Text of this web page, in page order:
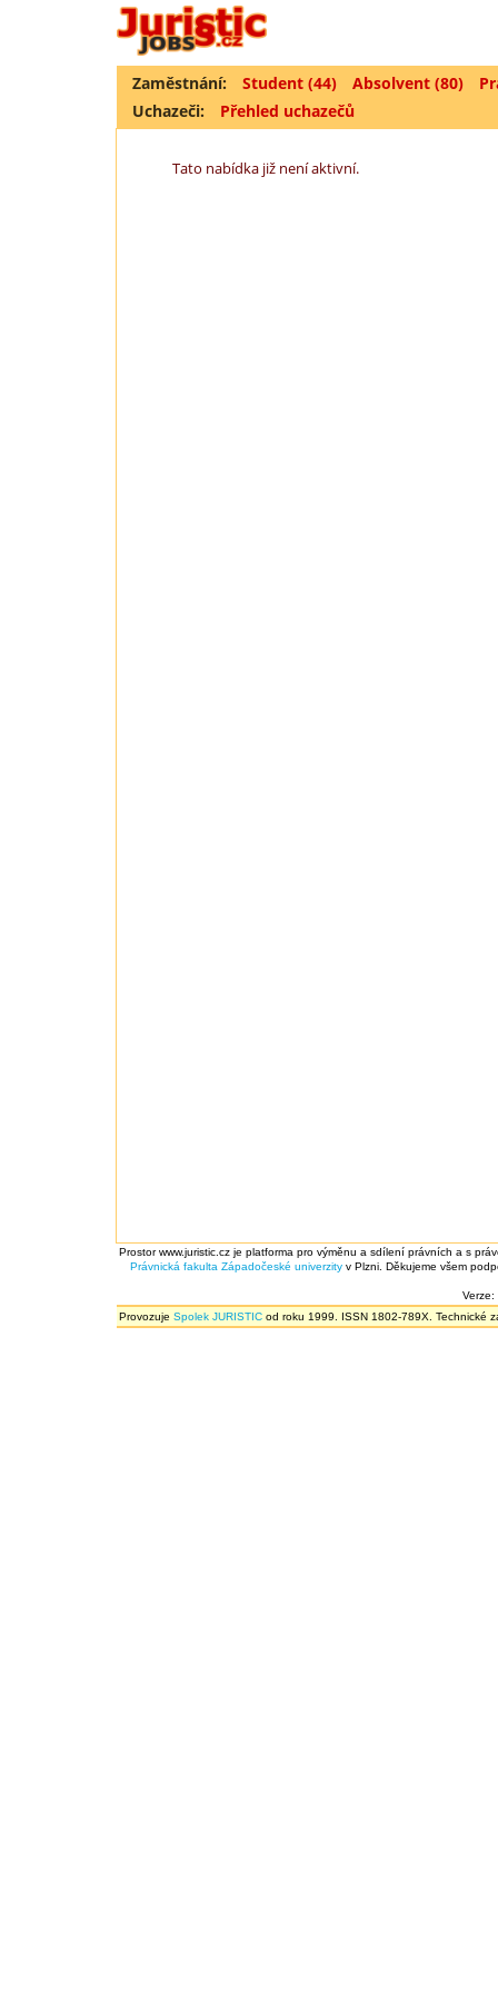
Zaměstnání: Student (44) Absolvent (80)
Uchazeči:
Přehled uchazečů
Tato nabídka již není aktivní.
Prostor www.juristic.cz je platforma pro výměnu a sdílení právních a s
Právnická fakulta Západočeské univerzity v Plzni. Děkujeme všem
Verze:
Provozuje Spolek JURISTIC od roku 1999. ISSN 1802-789X. Technické